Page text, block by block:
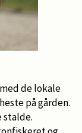
de lokale
på gården.
stalde.